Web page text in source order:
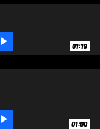
 01:19
 01:00